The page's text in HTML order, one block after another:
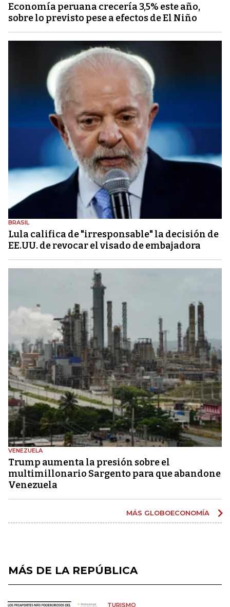
Economía peruana crecería 3,5% este año,
sobre lo previsto pese a efectos de El Niño
BRASIL
Lula califica de "irresponsable" la decisión de
EE.UU. de revocar el visado de embajadora
VENEZUELA
Trump aumenta la presión sobre el
multimillonario Sargento para que abandone
Venezuela
MÁS GLOBOECONOMÍA
MÁS DE LA REPÚBLICA
TURISMO